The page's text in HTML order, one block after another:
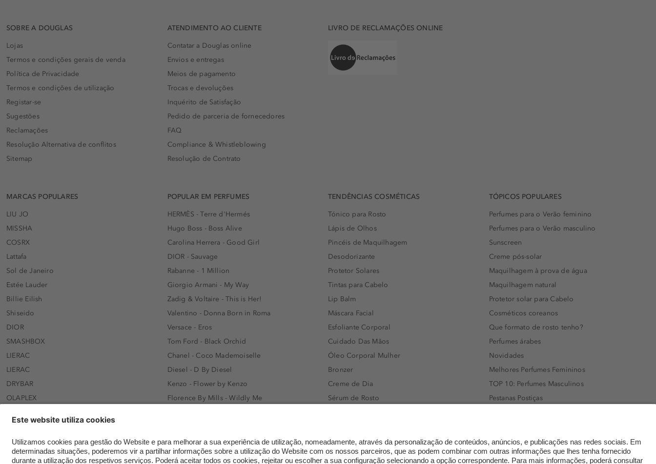
SOBRE A DOUGLAS
Lojas
Termos e condições gerais de venda
Política de Privacidade
Termos e condições de utilização
Registar-se
Sugestões
Reclamações
Resolução Alternativa de conflitos
Sitemap
ATENDIMENTO AO CLIENTE
Contatar a Douglas online
Envios e entregas
Meios de pagamento
Trocas e devoluções
Inquérito de Satisfação
Pedido de parceria de fornecedores
FAQ
Compliance & Whistleblowing
Resolução de Contrato
LIVRO DE RECLAMAÇÕES ONLINE
MARCAS POPULARES
LIU JO
MISSHA
COSRX
Lattafa
Sol de Janeiro
Estée Lauder
Billie Eilish
Shiseido
DIOR
SMASHBOX
LIERAC
LIERAC
DRYBAR
OLAPLEX
ARMAF
Beauty of Joseon
POPULAR EM PERFUMES
HERMÈS - Terre d'Hermés
Hugo Boss - Boss Alive
Carolina Herrera - Good Girl
DIOR - Sauvage
Rabanne - 1 Million
Giorgio Armani - My Way
Zadig & Voltaire - This is Her!
Valentino - Donna Born in Roma
Versace - Eros
Tom Ford - Black Orchid
Chanel - Coco Mademoiselle
Diesel - D By Diesel
Kenzo - Flower by Kenzo
Florence By Mills - Wildly Me
Davidoff - Cool Water Men
KHLOÉ KARDASHIAN - Xo Khloè
TENDÊNCIAS COSMÉTICAS
Tónico para Rosto
Lápis de Olhos
Pincéis de Maquilhagem
Desodorizante
Protetor Solares
Tintas para Cabelo
Lip Balm
Máscara Facial
Esfoliante Corporal
Cuidado Das Mãos
Óleo Corporal Mulher
Bronzer
Creme de Dia
Sérum de Rosto
Espuma de Limpeza Facial
Dermocosmética
TÓPICOS POPULARES
Perfumes para o Verão feminino
Perfumes para o Verão masculino
Sunscreen
Creme pós-solar
Maquilhagem à prova de água
Maquilhagem natural
Protetor solar para Cabelo
Cosméticos coreanos
Que formato de rosto tenho?
Perfumes árabes
Novidades
Melhores Perfumes Femininos
TOP 10: Perfumes Masculinos
Pestanas Postiças
Rímel colorido
Embalagens Sustentáveis